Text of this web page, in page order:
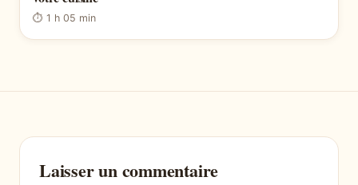
⏱ 1 h 05 min
Laisser un commentaire